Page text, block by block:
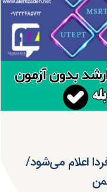
اعلام می‌شود/